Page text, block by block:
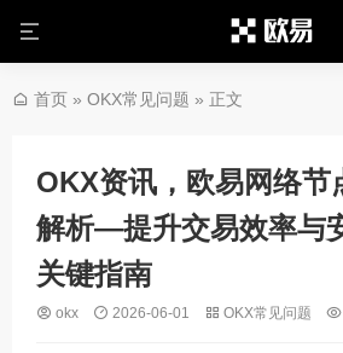
首页 » OKX常见问题 » 正文
OKX资讯，欧易网络节
解析—提升交易效率与
关键指南
okx 2026-06-01 OKX常见问题